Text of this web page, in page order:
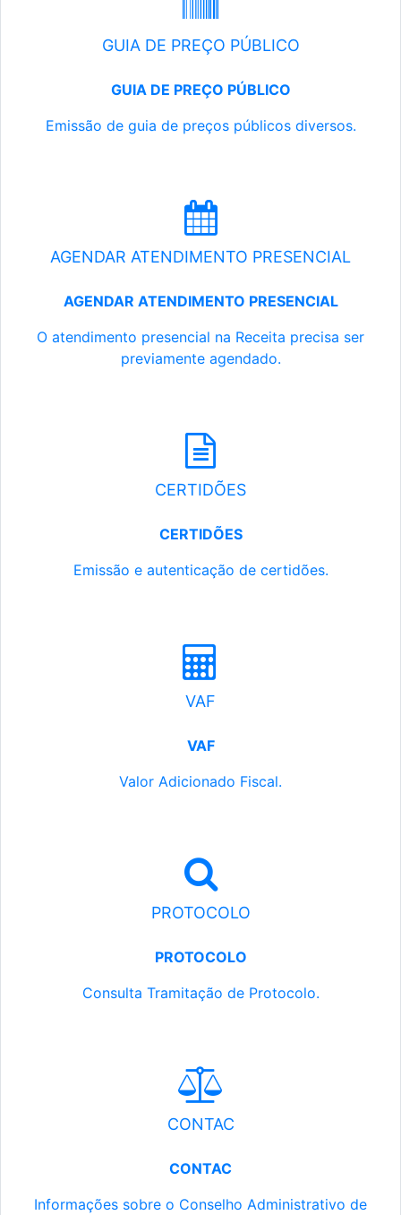
GUIA DE PREÇO PÚBLICO
GUIA DE PREÇO PÚBLICO
Emissão de guia de preços públicos diversos.
AGENDAR ATENDIMENTO PRESENCIAL
AGENDAR ATENDIMENTO PRESENCIAL
O atendimento presencial na Receita precisa ser
previamente agendado.
CERTIDÕES
CERTIDÕES
Emissão e autenticação de certidões.
VAF
VAF
Valor Adicionado Fiscal.
PROTOCOLO
PROTOCOLO
Consulta Tramitação de Protocolo.
CONTAC
CONTAC
Informações sobre o Conselho Administrativo de